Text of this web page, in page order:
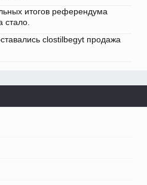
итогов референдума
стало.
clostilbegyt продажа